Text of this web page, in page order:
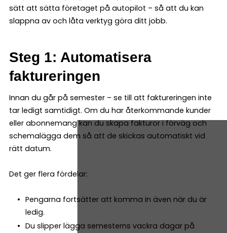
sätt att sätta företaget på autopilot – så att du kan
slappna av och låta verktyg göra ditt jobb.
Steg 1: Automatisera
faktureringen
Innan du går på semester – se till att faktureringen inte
tar ledigt samtidigt. Om du har återkommande kunder
eller abonnemang kan du skapa fakturor i förväg och
schemalägga dem så att de skickas automatiskt vid
rätt datum.
Det ger flera fördelar:
Pengarna fortsätter att komma in även när du är
ledig.
Du slipper lägga semesterns vackra dagar på